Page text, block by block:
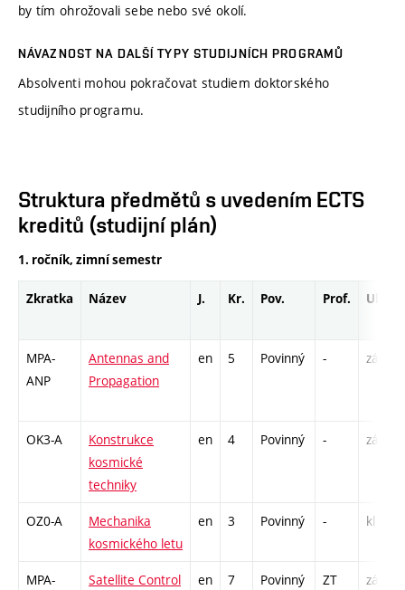
by tím ohrožovali sebe nebo své okolí.
NÁVAZNOST NA DALŠÍ TYPY STUDIJNÍCH PROGRAMŮ
Absolventi mohou pokračovat studiem doktorského
studijního programu.
Struktura předmětů s uvedením ECTS
kreditů (studijní plán)
1. ročník, zimní semestr
Zkratka Název J. Kr. Pov. Prof. Uk.
MPA-
ANP
Antennas and
Propagation
en 5 Povinný - zá,zk
OK3-A
Konstrukce
kosmické
techniky
en 4 Povinný - zá,zk
OZ0-A
Mechanika
kosmického letu
en 3 Povinný - kl
MPA-
Satellite Control
en 7 Povinný ZT zá,zk